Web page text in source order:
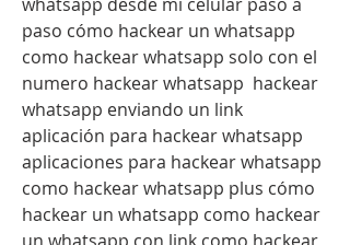
paso cómo hackear un whatsapp
como hackear whatsapp solo con el
numero hackear whatsapp  hackear
whatsapp enviando un link
aplicación para hackear whatsapp
aplicaciones para hackear whatsapp
como hackear whatsapp plus cómo
hackear un whatsapp como hackear